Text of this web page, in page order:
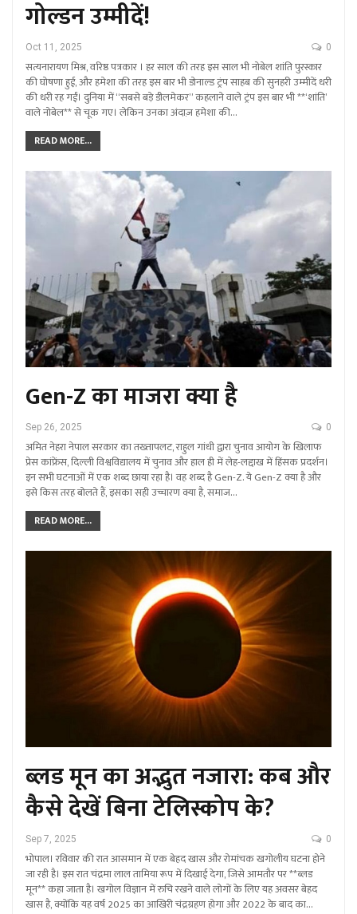
गोल्डन उम्मीदें!
Oct 11, 2025 0
सत्यनारायण मिश्र, वरिष्ठ पत्रकार । हर साल की तरह इस साल भी नोबेल शांति पुरस्कार
की घोषणा हुई, और हमेशा की तरह इस बार भी डोनाल्ड ट्रंप साहब की सुनहरी उम्मीदें धरी
की धरी रह गईं। दुनिया में “सबसे बड़े डीलमेकर” कहलाने वाले ट्रंप इस बार भी **‘शांति’
वाले नोबेल** से चूक गए। लेकिन उनका अंदाज़ हमेशा की…
READ MORE...
Gen-Z का माजरा क्या है
Sep 26, 2025 0
अमित नेहरा नेपाल सरकार का तख्तापलट, राहुल गांधी द्वारा चुनाव आयोग के खिलाफ
प्रेस कांफ्रेंस, दिल्ली विश्वविद्यालय में चुनाव और हाल ही में लेह-लद्दाख में हिंसक प्रदर्शन।
इन सभी घटनाओं में एक शब्द छाया रहा है। वह शब्द है Gen-Z. ये Gen-Z क्या है और
इसे किस तरह बोलते हैं, इसका सही उच्चारण क्या है, समाज…
READ MORE...
ब्लड मून का अद्भुत नजारा: कब और
कैसे देखें बिना टेलिस्कोप के?
Sep 7, 2025 0
भोपाल। रविवार की रात आसमान में एक बेहद खास और रोमांचक खगोलीय घटना होने
जा रही है। इस रात चंद्रमा लाल तामिया रूप में दिखाई देगा, जिसे आमतौर पर **ब्लड
मून** कहा जाता है। खगोल विज्ञान में रुचि रखने वाले लोगों के लिए यह अवसर बेहद
खास है, क्योंकि यह वर्ष 2025 का आखिरी चंद्रग्रहण होगा और 2022 के बाद का…